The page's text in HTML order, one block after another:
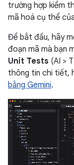
trường hợp kiểm
mã hoá cụ thể
Để bắt đầu, hãy
đoạn mã mà bạn
Unit Tests (AI >
thông tin chi tiết,
bằng Gemini.